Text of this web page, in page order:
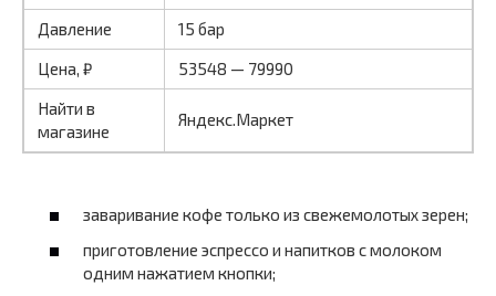
Давление
15 бар
Цена, ₽
53548 — 79990
Найти в
магазине
Яндекс.Маркет
заваривание кофе только из свежемолотых зерен;
приготовление эспрессо и напитков с молоком
одним нажатием кнопки;